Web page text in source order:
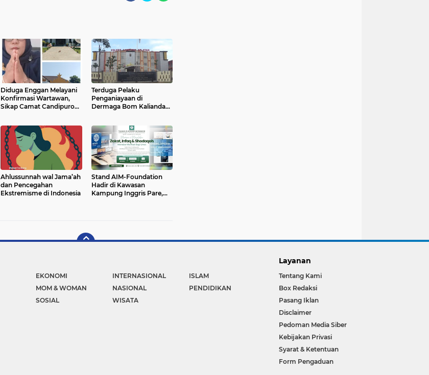
Diduga Enggan Melayani
Konfirmasi Wartawan,
Sikap Camat Candipuro
Terduga Pelaku
Penganiayaan di
Dermaga Bom Kalianda
Dipertanyakan
Ahlussunnah wal Jama’ah
dan Pencegahan
Ekstremisme di Indonesia
Stand AIM-Foundation
Hadir di Kawasan
Kampung Inggris Pare,
EKONOMI INTERNASIONAL
ISLAM
MOM & WOMAN NASIONAL
PENDIDIKAN
SOSIAL WISATA
Layanan
Tentang Kami
Box Redaksi
Pasang Iklan
Disclaimer
Pedoman Media Siber
Kebijakan Privasi
Syarat & Ketentuan
Form Pengaduan